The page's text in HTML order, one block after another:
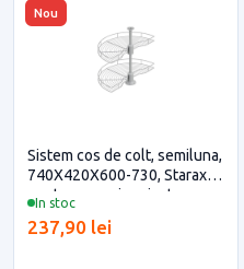
Nou
In stoc
Sistem cos de colt, semiluna,
740X420X600-730, Starax
pentru casa si proiecte
237,90 lei